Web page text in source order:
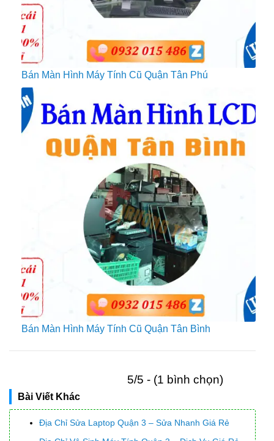
Bán Màn Hình Máy Tính Cũ Quận Tân Phú
Bán Màn Hình Máy Tính Cũ Quận Tân Bình
5/5 - (1 bình chọn)
Bài Viết Khác
Địa Chỉ Sửa Laptop Quận 3 – Sửa Nhanh Giá Rẻ